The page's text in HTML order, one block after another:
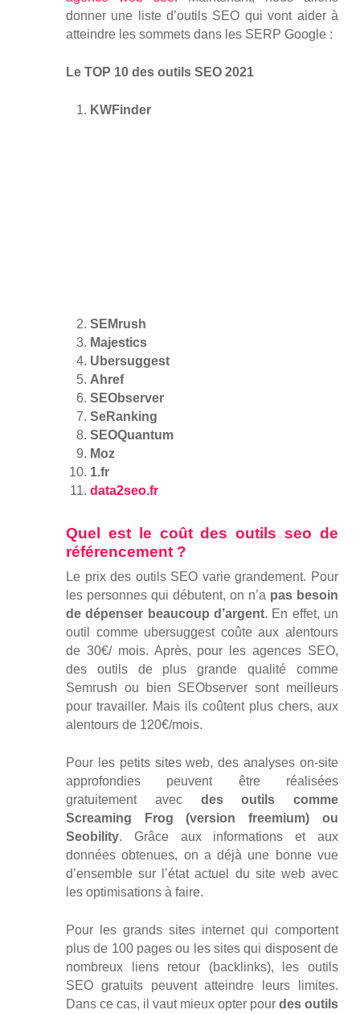
donner une liste d’outils SEO qui vont aider à
atteindre les sommets dans les SERP Google :
Le TOP 10 des outils SEO 2021
KWFinder
SEMrush
Majestics
Ubersuggest
Ahref
SEObserver
SeRanking
SEOQuantum
Moz
1.fr
data2seo.fr
Quel est le coût des outils seo de
référencement ?
Le prix des outils SEO varie grandement. Pour
les personnes qui débutent, on n’a pas besoin
de dépenser beaucoup d’argent. En effet, un
outil comme ubersuggest coûte aux alentours
de 30€/ mois. Après, pour les agences SEO,
des outils de plus grande qualité comme
Semrush ou bien SEObserver sont meilleurs
pour travailler. Mais ils coûtent plus chers, aux
alentours de 120€/mois.
Pour les petits sites web, des analyses on-site
approfondies peuvent être réalisées
gratuitement avec des outils comme
Screaming Frog (version freemium) ou
Seobility. Grâce aux informations et aux
données obtenues, on a déjà une bonne vue
d’ensemble sur l’état actuel du site web avec
les optimisations à faire.
Pour les grands sites internet qui comportent
plus de 100 pages ou les sites qui disposent de
nombreux liens retour (backlinks), les outils
SEO gratuits peuvent atteindre leurs limites.
Dans ce cas, il vaut mieux opter pour des outils